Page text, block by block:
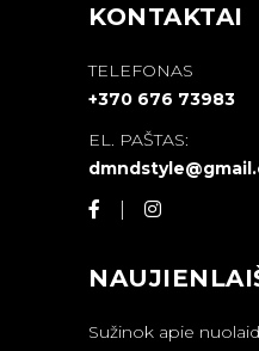
KONTAKTAI
TELEFONAS
+370 676 73983
EL. PAŠTAS:
Sužinok apie